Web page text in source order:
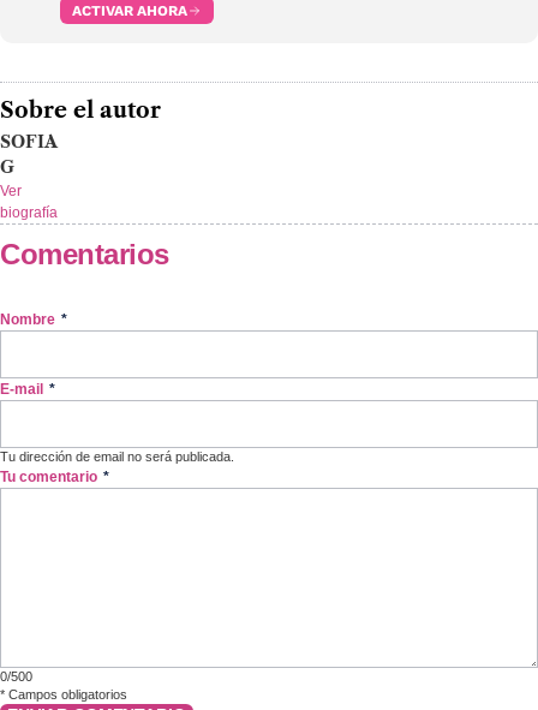
ACTIVAR AHORA
Sobre el autor
SOFIA
G
Ver
biografía
Comentarios
Nombre *
E-mail *
Tu dirección de email no será publicada.
Tu comentario *
0/500
* Campos obligatorios